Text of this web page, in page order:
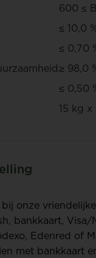
600 ≤
≤ 10,0
≤ 0,70
≥ 98,0
≤ 0,50
15 kg
onze
bankkaart, Visa/
Edenred of
met bankkaart